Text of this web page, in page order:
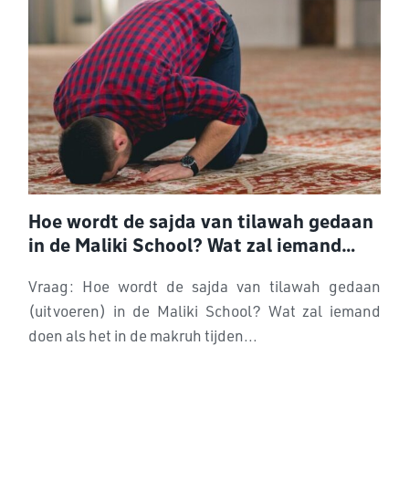
Hoe wordt de sajda van tilawah gedaan
in de Maliki School? Wat zal iemand
gebed valt?
Vraag: Hoe wordt de sajda van tilawah gedaan
(uitvoeren) in de Maliki School? Wat zal iemand
doen als het in de makruh tijden...